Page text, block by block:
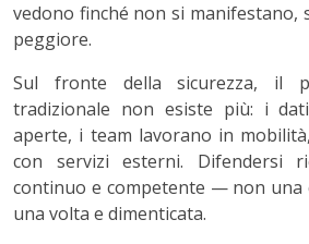
vedono finché non si manifestano,
peggiore.
Sul fronte della sicurezza, il
tradizionale non esiste più: i
aperte, i team lavorano in
con servizi esterni. Difendersi
continuo e competente — non una
una volta e dimenticata.